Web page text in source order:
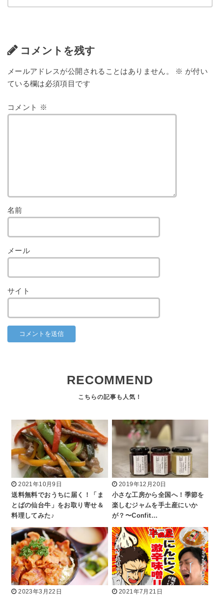
コメントを残す
メールアドレスが公開されることはありません。 ※ が付い
ている欄は必須項目です
コメント ※
名前
メール
サイト
RECOMMEND
2021年10月9日
送料無料でおうちに届く！「ま
とばの仙台牛」をお取り寄せ＆
料理してみた♪
2019年12月20日
小さな工房から全国へ！季節を
楽しむジャムを手土産にいか
が？〜Confit…
2023年3月22日
2021年7月21日